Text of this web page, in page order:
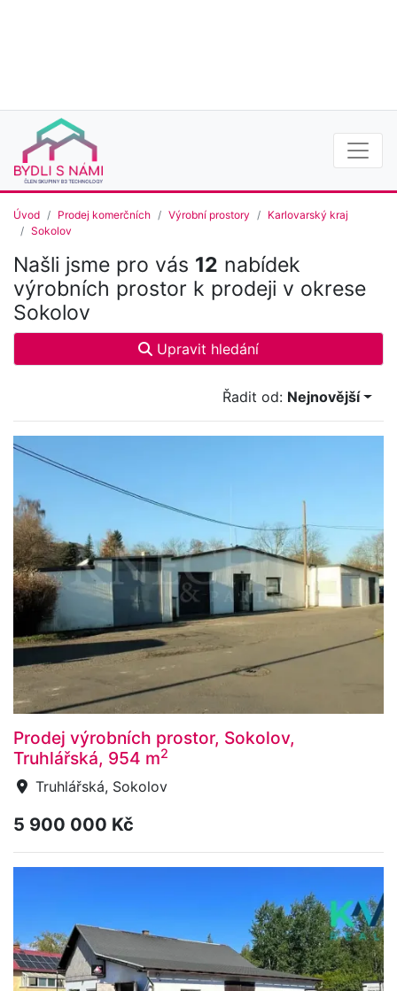
Úvod Prodej komerčních Výrobní prostory
Karlovarský kraj
Sokolov
Našli jsme pro vás 12 nabídek
výrobních prostor k prodeji v okrese
Sokolov
Upravit hledání
Řadit od: Nejnovější
Prodej výrobních prostor, Sokolov,
Truhlářská, 954 m2
Truhlářská, Sokolov
5 900 000 Kč